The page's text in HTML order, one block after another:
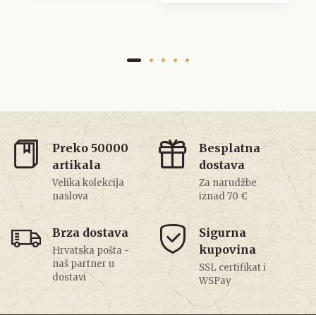
Preko 50000
artikala
Velika kolekcija
naslova
Besplatna
dostava
Za narudžbe
iznad 70 €
Brza dostava
Hrvatska pošta -
naš partner u
dostavi
Sigurna
kupovina
SSL certifikat i
WSPay